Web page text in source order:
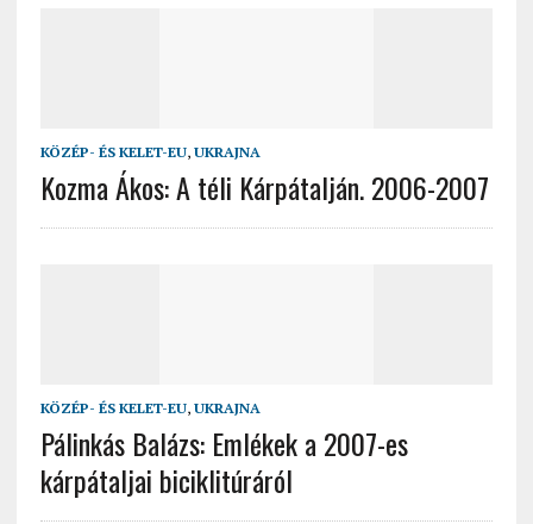
KÖZÉP- ÉS KELET-EU, UKRAJNA
Kozma Ákos: A téli Kárpátalján. 2006-2007
KÖZÉP- ÉS KELET-EU, UKRAJNA
Pálinkás Balázs: Emlékek a 2007-es
kárpátaljai biciklitúráról